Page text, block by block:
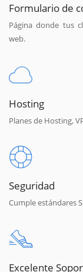
Formulario de
Página donde tus
web.
Hosting
Planes de Hosting,
Seguridad
Cumple estándares
Excelente